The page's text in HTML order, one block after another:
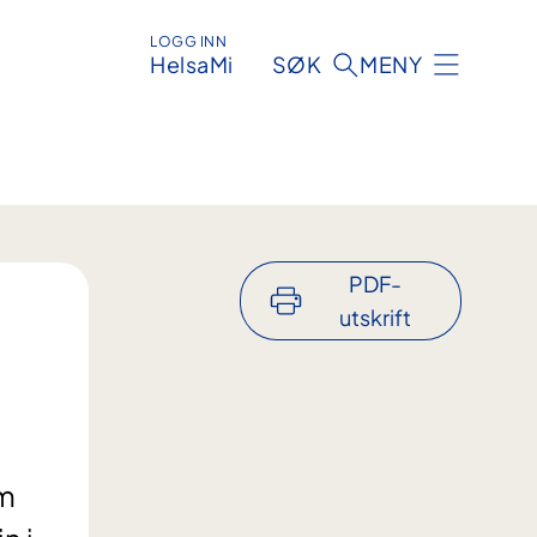
LOGG INN
HelsaMi SØK MENY
PDF-
utskrift